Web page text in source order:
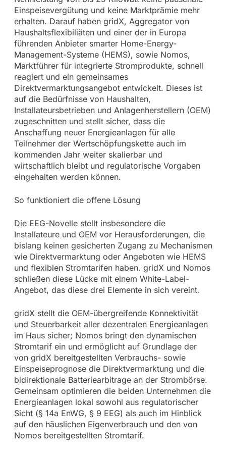
Einspeisevergütung und keine Marktprämie mehr
erhalten. Darauf haben gridX, Aggregator von
Haushaltsflexibiliäten und einer der in Europa
führenden Anbieter smarter Home-Energy-
Management-Systeme (HEMS), sowie Nomos,
Marktführer für integrierte Stromprodukte, schnell
reagiert und ein gemeinsames
Direktvermarktungsangebot entwickelt. Dieses ist
auf die Bedürfnisse von Haushalten,
Installateursbetrieben und Anlagenherstellern (OEM)
zugeschnitten und stellt sicher, dass die
Anschaffung neuer Energieanlagen für alle
Teilnehmer der Wertschöpfungskette auch im
kommenden Jahr weiter skalierbar und
wirtschaftlich bleibt und regulatorische Vorgaben
eingehalten werden können.
So funktioniert die offene Lösung
Die EEG-Novelle stellt insbesondere die
Installateure und OEM vor Herausforderungen, die
bislang keinen gesicherten Zugang zu Mechanismen
wie Direktvermarktung oder Angeboten wie HEMS
und flexiblen Stromtarifen haben. gridX und Nomos
schließen diese Lücke mit einem White-Label-
Angebot, das diese drei Elemente in sich vereint.
gridX stellt die OEM-übergreifende Konnektivität
und Steuerbarkeit aller dezentralen Energieanlagen
im Haus sicher; Nomos bringt den dynamischen
Stromtarif ein und ermöglicht auf Grundlage der
von gridX bereitgestellten Verbrauchs- sowie
Einspeiseprognose die Direktvermarktung und die
bidirektionale Batteriearbitrage an der Strombörse.
Gemeinsam optimieren die beiden Unternehmen die
Energieanlagen lokal sowohl aus regulatorischer
Sicht (§ 14a EnWG, § 9 EEG) als auch im Hinblick
auf den häuslichen Eigenverbrauch und den von
Nomos bereitgestellten Stromtarif.